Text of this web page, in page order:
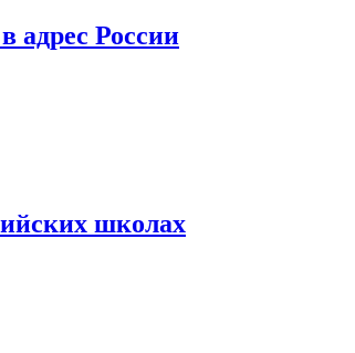
адрес России
школах